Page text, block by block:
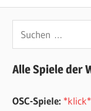
Alle Spiele der
OSC-Spiele: *klick*